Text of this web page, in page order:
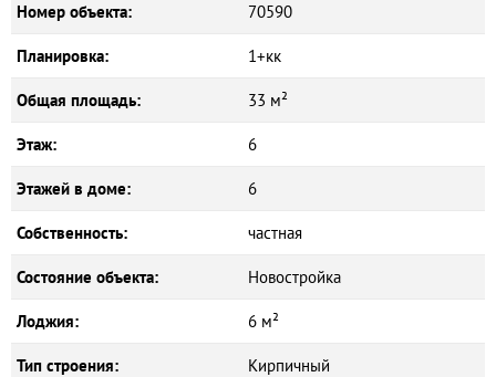
Номер объекта: 70590
Планировка: 1+кк
Общая площадь: 33 м²
Этаж: 6
Этажей в доме: 6
Собственность: частная
Состояние объекта: Новостройка
Лоджия: 6 м²
Тип строения: Кирпичный